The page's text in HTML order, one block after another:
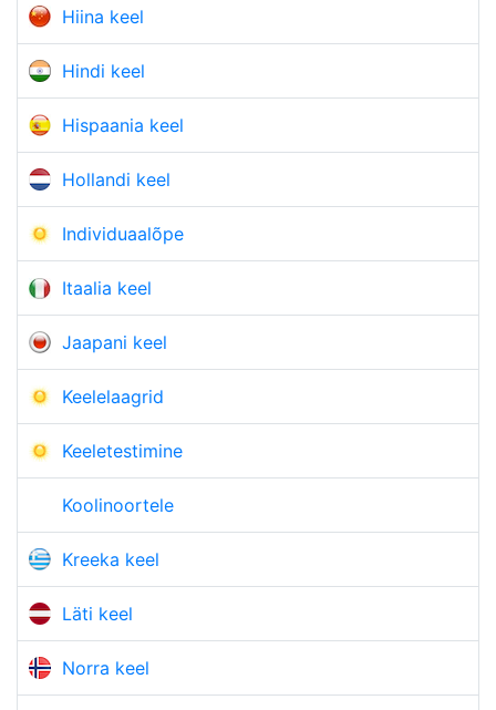
Hiina keel
Hindi keel
Hispaania keel
Hollandi keel
Individuaalõpe
Itaalia keel
Jaapani keel
Keelelaagrid
Keeletestimine
Koolinoortele
Kreeka keel
Läti keel
Norra keel